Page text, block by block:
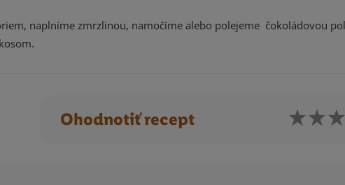
naplníme zmrzlinou, namočíme alebo polejeme čokoládovou
Ohodnotiť recept